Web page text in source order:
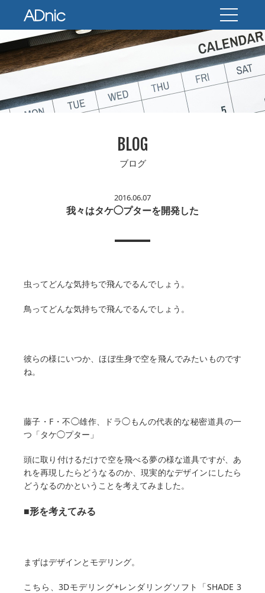
BLOG
ブログ
2016.06.07
我々はタケ◯プターを開発した
虫ってどんな気持ちで飛んでるんでしょう。
鳥ってどんな気持ちで飛んでるんでしょう。
彼らの様にいつか、ほぼ生身で空を飛んでみたいものです
ね。
藤子・F・不◯雄作、ドラ◯もんの代表的な秘密道具の一
つ「タケ◯プター」
頭に取り付けるだけで空を飛べる夢の様な道具ですが、あ
れを再現したらどうなるのか、現実的なデザインにしたら
どうなるのかということを考えてみました。
■形を考えてみる
まずはデザインとモデリング。
こちら、3Dモデリング+レンダリングソフト「SHADE 3